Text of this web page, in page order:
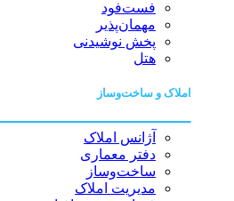
فست‌فود
مهمان‌پذیر
پخش نوشیدنی
هتل
املاک و ساخت‌وساز
آژانس املاک
دفتر معماری
ساخت‌وساز
مدیریت املاک